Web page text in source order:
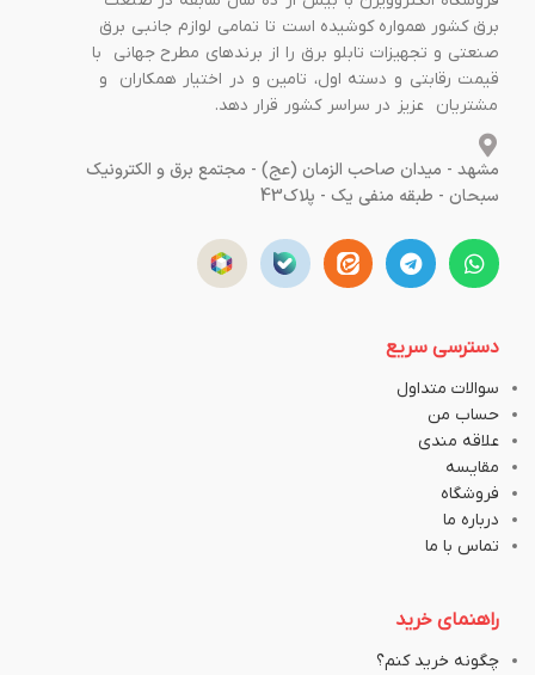
برق کشور همواره کوشیده است تا تمامی لوازم جانبی برق
صنعتی و تجهیزات تابلو برق را از برندهای مطرح جهانی با
قیمت رقابتی و دسته اول، تامین و در اختیار همکاران و
مشتریان عزیز در سراسر کشور قرار دهد.
مشهد - میدان صاحب الزمان (عج) - مجتمع برق و الکترونیک
سبحان - طبقه منفی یک - پلاک43
دسترسی سریع
سوالات متداول
حساب من
علاقه مندی
مقایسه
فروشگاه
درباره ما
تماس با ما
راهنمای خرید
چگونه خرید کنم؟